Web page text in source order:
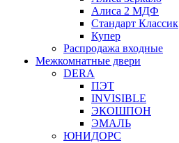
Алиса 2 МДФ
Стандарт Классик
Купер
Распродажа входные
Межкомнатные двери
DERA
ПЭТ
INVISIBLE
ЭКОШПОН
ЭМАЛЬ
ЮНИДОРС